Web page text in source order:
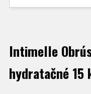
Intimelle
hydratačné 15